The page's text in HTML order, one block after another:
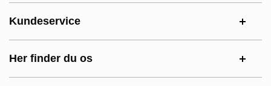
Kundeservice
Her finder du os